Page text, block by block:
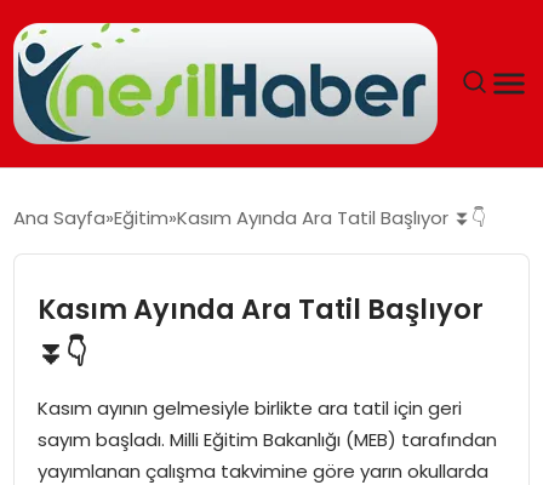
GÜNCEL
YAŞAM
SOSYAL HABER
Ana Sayfa Eğitim Kasım Ayında Ara Tatil Başlıyor ⏬👇
Kasım Ayında Ara Tatil Başlıyor
⏬👇
Kasım ayının gelmesiyle birlikte ara tatil için geri
sayım başladı. Milli Eğitim Bakanlığı (MEB) tarafından
yayımlanan çalışma takvimine göre yarın okullarda